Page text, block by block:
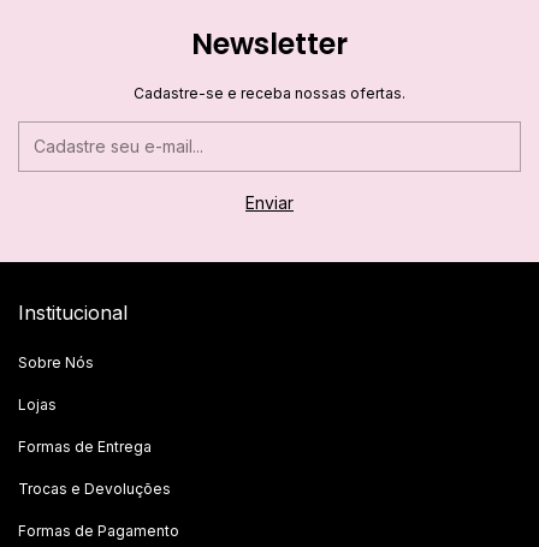
Newsletter
Cadastre-se e receba nossas ofertas.
Institucional
Sobre Nós
Lojas
Formas de Entrega
Trocas e Devoluções
Formas de Pagamento